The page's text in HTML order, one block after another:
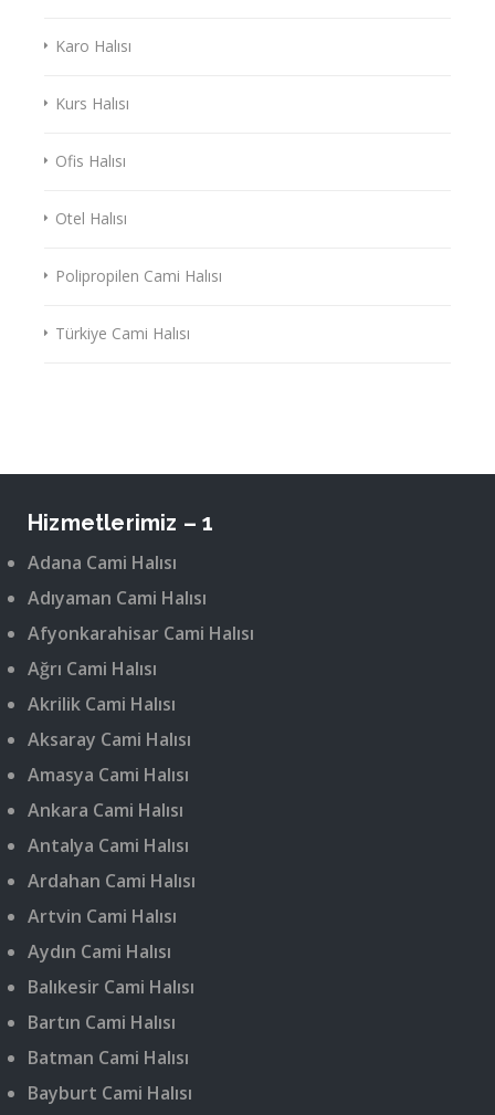
Karo Halısı
Kurs Halısı
Ofis Halısı
Otel Halısı
Polipropilen Cami Halısı
Türkiye Cami Halısı
Hizmetlerimiz – 1
Adana Cami Halısı
Adıyaman Cami Halısı
Afyonkarahisar Cami Halısı
Ağrı Cami Halısı
Akrilik Cami Halısı
Aksaray Cami Halısı
Amasya Cami Halısı
Ankara Cami Halısı
Antalya Cami Halısı
Ardahan Cami Halısı
Artvin Cami Halısı
Aydın Cami Halısı
Balıkesir Cami Halısı
Bartın Cami Halısı
Batman Cami Halısı
Bayburt Cami Halısı